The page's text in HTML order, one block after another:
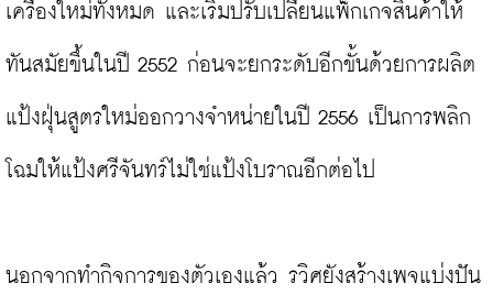
เครื่องใหม่ทั้งหมด และเริ่มปรับเปลี่ยนแพ็กเกจสินค้าให้
ทันสมัยขึ้นในปี 2552 ก่อนจะยกระดับอีกขั้นด้วยการผลิต
แป้งฝุ่นสูตรใหม่ออกวางจำหน่ายในปี 2556 เป็นการพลิก
โฉมให้แป้งศรีจันทร์ไม่ใช่แป้งโบราณอีกต่อไป
นอกจากทำกิจการของตัวเองแล้ว รวิศยังสร้างเพจแบ่งปัน